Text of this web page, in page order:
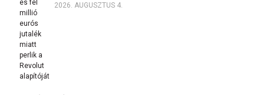
2026. AUGUSZTUS 4.